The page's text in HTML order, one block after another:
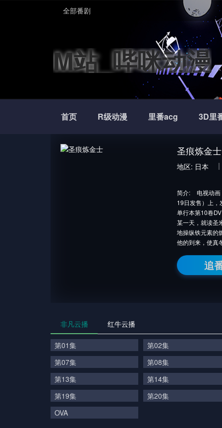
全部番剧
M站_哔咪动漫
首页 R级动漫 里番acg 3D里
圣痕炼金士
地区: 日本
简介:
电视动
19日发售）上，
单行本第10卷
某一天，就读圣
地操纵铁元素的
他的到来，使
追
非凡云播 红牛云播
第01集
第02集
第07集
第08集
第13集
第14集
第19集
第20集
OVA